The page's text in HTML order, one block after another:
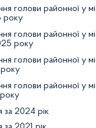
голови районної у
року
голови районної у
року
голови районної у
голови районної у
за 2024 рік